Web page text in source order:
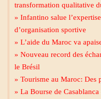
transformation qualitative
» Infantino salue
d’organisation sportive
» L’aide du Maroc va
» Nouveau record des
le Brésil
» Tourisme au Maroc: Des
» La Bourse de